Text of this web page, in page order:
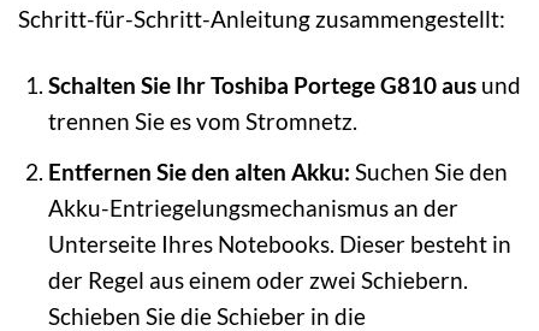
Schritt-für-Schritt-Anleitung zusammengestellt:
Schalten Sie Ihr Toshiba Portege G810 ausund
trennen Sie es vom Stromnetz.
Entfernen Sie den alten Akku: Suchen Sie den
Akku-Entriegelungsmechanismus an der
Unterseite Ihres Notebooks. Dieser besteht in
der Regel aus einem oder zwei Schiebern.
Schieben Sie die Schieber in die